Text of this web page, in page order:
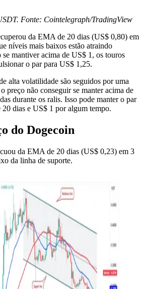
Fonte: Cointelegraph/TradingView
da EMA de 20 dias (US$ 0,80) em
níveis mais baixos estão atraindo
se mantiver acima de US$ 1, os touros
o par para US$ 1,25.
alta volatilidade são seguidos por uma
preço não conseguir se manter acima de
durante os ralis. Isso pode manter o par
dias e US$ 1 por algum tempo.
do Dogecoin
da EMA de 20 dias (US$ 0,23) em 3
da linha de suporte.